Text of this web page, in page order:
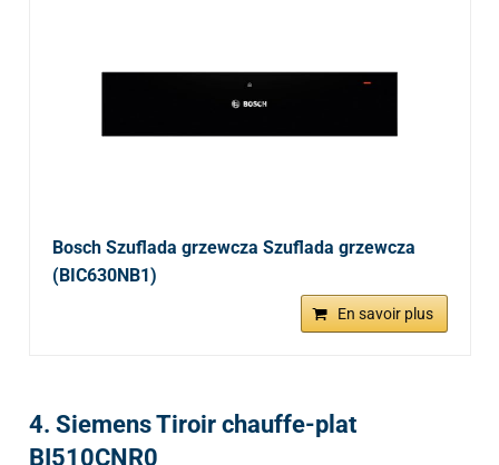
Bosch Szuflada grzewcza Szuflada grzewcza
(BIC630NB1)
En savoir plus
4. Siemens Tiroir chauffe-plat
BI510CNR0